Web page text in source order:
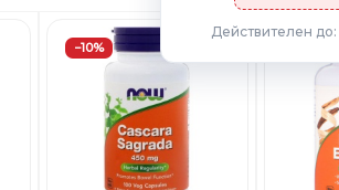
−10%
Добавить
Вишлист
Действителен